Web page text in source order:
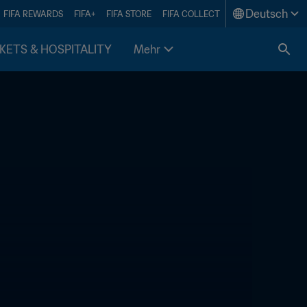
FIFA REWARDS FIFA+ FIFA STORE FIFA COLLECT Deutsch
& HOSPITALITY Mehr